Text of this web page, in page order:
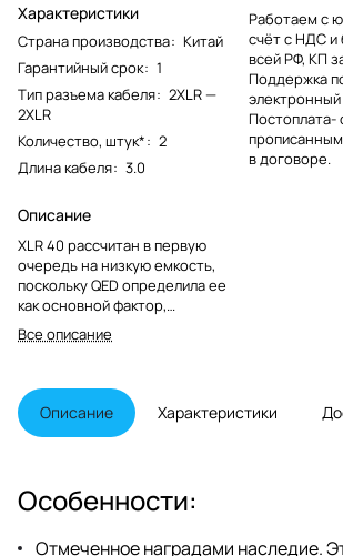
Характеристики
Страна производства: Китай
Гарантийный срок: 1
Тип разъема кабеля: 2XLR —
2XLR
Количество, штук*: 2
Длина кабеля: 3.0
Описание
XLR 40 рассчитан в первую
очередь на низкую емкость,
поскольку QED определила ее
как основной фактор,
обеспечивающий высокую
точность воспроизведения.
шаги для устранения
мельчайших ошибок
синхронизации в кабеле за счет
использованием уникальной
снижающей емкость сигнала на
Все описание
Работаем с
счёт с НДС и
всей РФ, КП
Поддержка
Постоплата-
в договоре.
Описание Характеристики
Особенности:
Отмеченное наградами наследие.